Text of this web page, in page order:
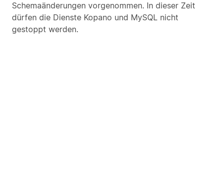
Schemaänderungen vorgenommen. In dieser Zeit
dürfen die Dienste Kopano und MySQL nicht
gestoppt werden.